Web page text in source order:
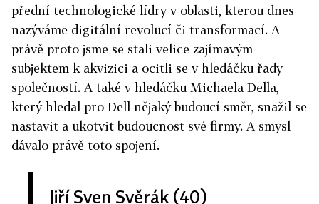
přední technologické lídry v oblasti, kterou dnes
nazýváme digitální revolucí či transformací. A
právě proto jsme se stali velice zajímavým
subjektem k akvizici a ocitli se v hledáčku řady
společností. A také v hledáčku Michaela Della,
který hledal pro Dell nějaký budoucí směr, snažil se
nastavit a ukotvit budoucnost své firmy. A smysl
dávalo právě toto spojení.
Jiří Sven Svěrák (40)